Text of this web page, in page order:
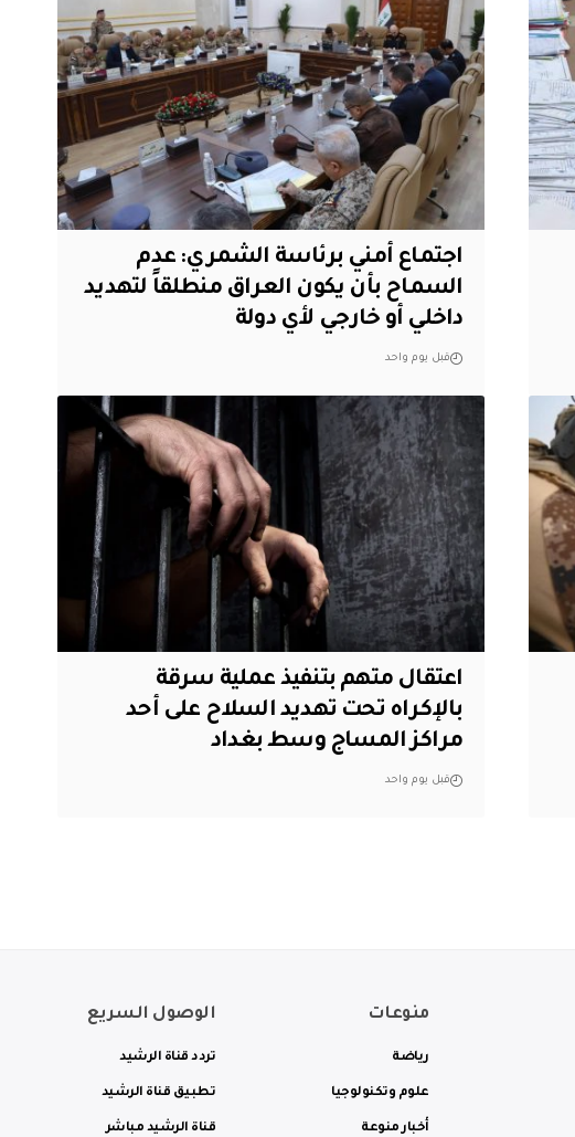
اجتماع أمني برئاسة الشمري: عدم
السماح بأن يكون العراق منطلقاً لتهديد
داخلي أو خارجي لأي دولة
قبل يوم واحد
اعتقال متهم بتنفيذ عملية سرقة
بالإكراه تحت تهديد السلاح على أحد
مراكز المساج وسط بغداد
قبل يوم واحد
منوعات
رياضة
علوم وتكنولوجيا
أخبار منوعة
الوصول السريع
تردد قناة الرشيد
تطبيق قناة الرشيد
قناة الرشيد مباشر